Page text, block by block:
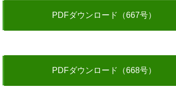
PDFダウンロード（667号）
PDFダウンロード（668号）